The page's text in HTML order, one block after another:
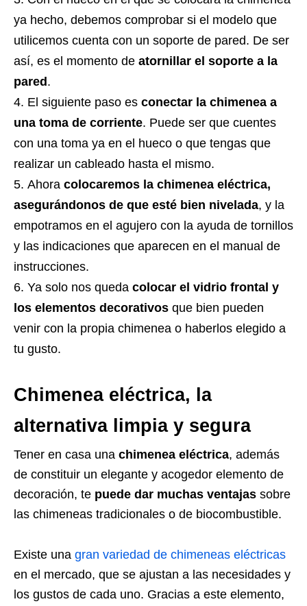
ya hecho, debemos comprobar si el modelo que
utilicemos cuenta con un soporte de pared. De ser
así, es el momento de atornillar el soporte a la
pared.
El siguiente paso es conectar la chimenea a
una toma de corriente. Puede ser que cuentes
con una toma ya en el hueco o que tengas que
realizar un cableado hasta el mismo.
Ahora colocaremos la chimenea eléctrica,
asegurándonos de que esté bien nivelada, y la
empotramos en el agujero con la ayuda de tornillos
y las indicaciones que aparecen en el manual de
instrucciones.
Ya solo nos queda colocar el vidrio frontal y
los elementos decorativos que bien pueden
venir con la propia chimenea o haberlos elegido a
tu gusto.
Chimenea eléctrica, la
alternativa limpia y segura
Tener en casa una chimenea eléctrica, además
de constituir un elegante y acogedor elemento de
decoración, te puede dar muchas ventajas sobre
las chimeneas tradicionales o de biocombustible.
Existe una gran variedad de chimeneas eléctricas
en el mercado, que se ajustan a las necesidades y
los gustos de cada uno. Gracias a este elemento,